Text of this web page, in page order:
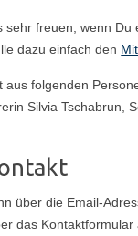
sehr freuen, wenn
dazu einfach den
aus folgenden
Silvia Tschabrun,
über die Email-
das